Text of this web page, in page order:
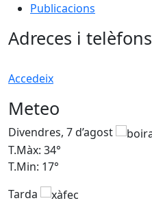
Publicacions
Adreces i telèfons
Accedeix
Meteo
Divendres, 7 d’agost
T.Màx: 34°
T.Min: 17°
Tarda